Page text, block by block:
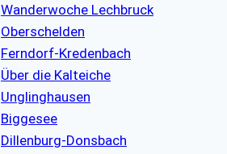
Wanderwoche Lechbruck
Oberschelden
Ferndorf-Kredenbach
Über die Kalteiche
Unglinghausen
Biggesee
Dillenburg-Donsbach